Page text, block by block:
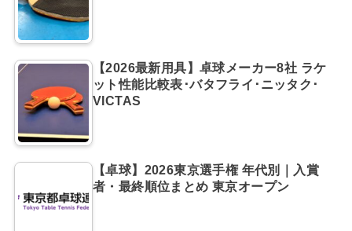
【2026最新用具】卓球メーカー8社 ラケ
ット性能比較表･バタフライ･ニッタク･
VICTAS
【卓球】2026東京選手権 年代別｜入賞
者・最終順位まとめ 東京オープン